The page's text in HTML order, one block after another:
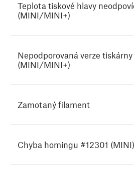
Teplota tiskové hlavy
(MINI/MINI+)
Nepodporovaná verze tiskárny
(MINI/MINI+)
Zamotaný filament
Chyba homingu #12301 (MINI)